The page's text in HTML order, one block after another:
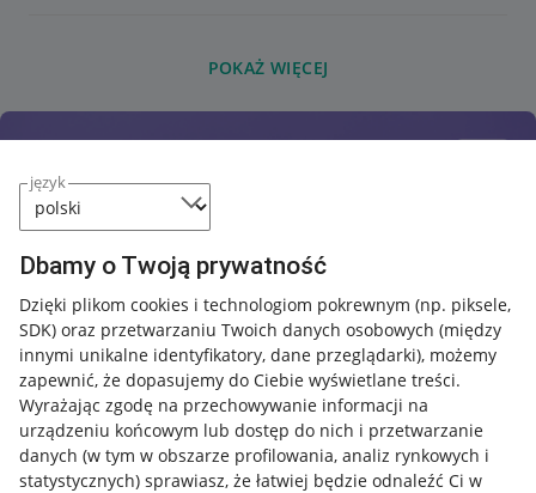
język
Dbamy o Twoją prywatność
Dzięki plikom cookies i technologiom pokrewnym (np. piksele,
SDK) oraz przetwarzaniu Twoich danych osobowych (między
innymi unikalne identyfikatory, dane przeglądarki), możemy
zapewnić, że dopasujemy do Ciebie wyświetlane treści.
Wyrażając zgodę na przechowywanie informacji na
urządzeniu końcowym lub dostęp do nich i przetwarzanie
danych (w tym w obszarze profilowania, analiz rynkowych i
statystycznych) sprawiasz, że łatwiej będzie odnaleźć Ci w
POKAŻ WIĘCEJ